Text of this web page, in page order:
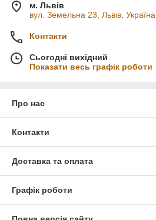
м. Львів
вул. Земельна 23, Львів, Україна
Контакти
Сьогодні вихідний
Показати весь графік роботи
Про нас
Контакти
Доставка та оплата
Графік роботи